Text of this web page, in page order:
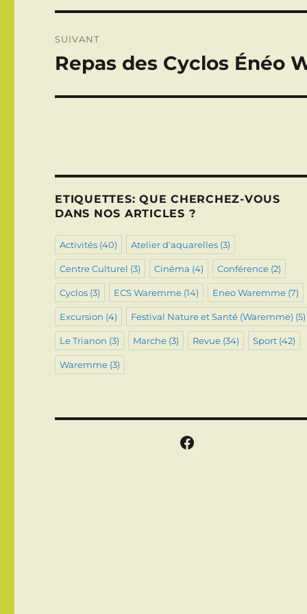
SUIVANT
Publication
Repas des Cyclos Énéo
ETIQUETTES: QUE CHERCHEZ-VOUS
DANS NOS ARTICLES ?
Activités (40) Atelier d'aquarelles (3)
Centre Culturel (3) Cinéma (4) Conférence (2)
Cyclos (3) ECS Waremme (14) Eneo Waremme (7)
Excursion (4) Festival Nature et Santé (Waremme) (5)
Le Trianon (3) Marche (3) Revue (34) Sport (42)
Waremme (3)
Facebook